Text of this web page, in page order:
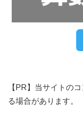
【PR】当サイトの
る場合があります。